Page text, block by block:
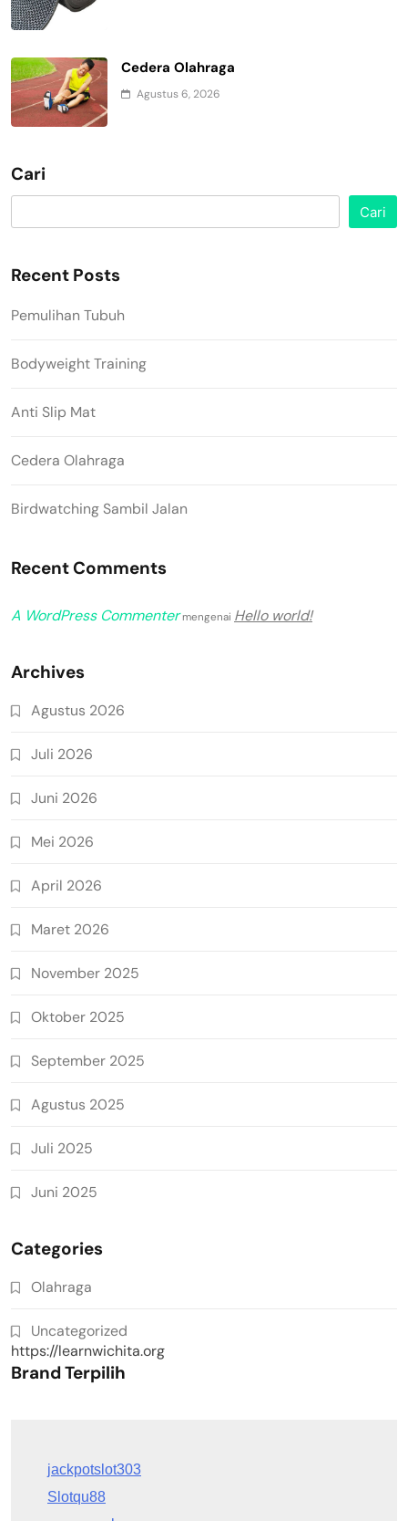
Cedera Olahraga
Agustus 6, 2026
Cari
Cari
Recent Posts
Pemulihan Tubuh
Bodyweight Training
Anti Slip Mat
Cedera Olahraga
Birdwatching Sambil Jalan
Recent Comments
A WordPress Commentermengenai Hello world!
Archives
Agustus 2026
Juli 2026
Juni 2026
Mei 2026
April 2026
Maret 2026
November 2025
Oktober 2025
September 2025
Agustus 2025
Juli 2025
Juni 2025
Categories
Olahraga
Uncategorized
https://learnwichita.org
Brand Terpilih
Slotqu88